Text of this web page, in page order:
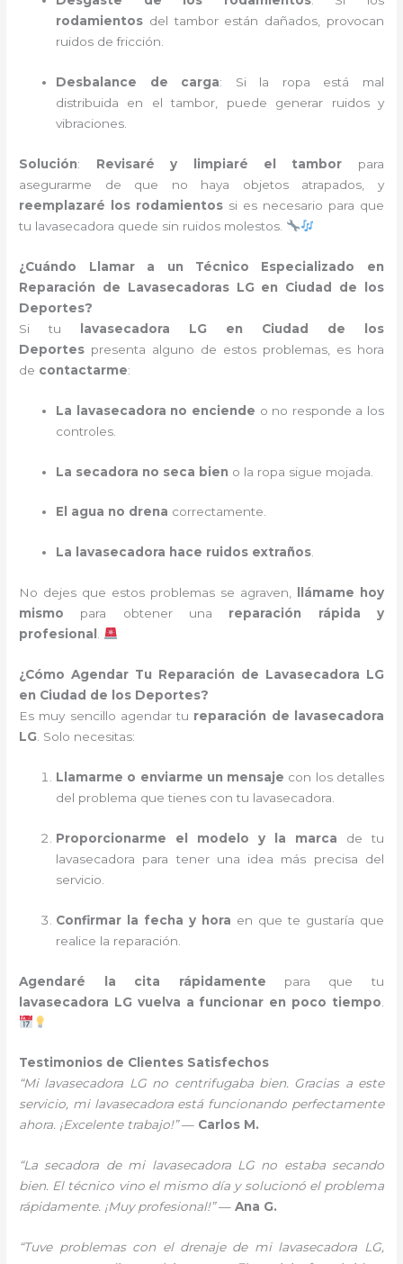
rodamientos del tambor están dañados, provocan
ruidos de fricción.
Desbalance de carga: Si la ropa está mal
distribuida en el tambor, puede generar ruidos y
vibraciones.
Solución: Revisaré y limpiaré el tambor para
asegurarme de que no haya objetos atrapados, y
reemplazaré los rodamientos si es necesario para que
tu lavasecadora quede sin ruidos molestos.
¿Cuándo Llamar a un Técnico Especializado en
Reparación de Lavasecadoras LG en Ciudad de los
Deportes?
Si tu
lavasecadora LG en Ciudad de los
Deportes presenta alguno de estos problemas, es hora
de contactarme:
La lavasecadora no enciende o no responde a los
controles.
La secadora no seca bien o la ropa sigue mojada.
El agua no drena correctamente.
La lavasecadora hace ruidos extraños.
No dejes que estos problemas se agraven,
llámame hoy
mismo para obtener una reparación rápida y
profesional
¿Cómo Agendar Tu Reparación de Lavasecadora LG
en Ciudad de los Deportes?
Es muy sencillo agendar tu reparación de lavasecadora
LG . Solo necesitas:
Llamarme o enviarme un mensaje con los detalles
del problema que tienes con tu lavasecadora.
Proporcionarme el modelo y la marca de tu
lavasecadora para tener una idea más precisa del
servicio.
Confirmar la fecha y hora en que te gustaría que
realice la reparación.
Agendaré la cita rápidamente para que tu
lavasecadora LG vuelva a funcionar en poco tiempo
Testimonios de Clientes Satisfechos
“Mi lavasecadora LG no centrifugaba bien. Gracias a este
servicio, mi lavasecadora está funcionando perfectamente
ahora. ¡Excelente trabajo!”— Carlos M.
“La secadora de mi lavasecadora LG no estaba secando
bien. El técnico vino el mismo día y solucionó el problema
rápidamente. ¡Muy profesional!”—Ana G.
“Tuve problemas con el drenaje de mi lavasecadora LG,